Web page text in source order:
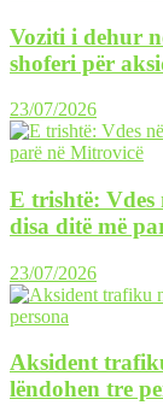
Voziti i dehur
shoferi për
23/07/2026
E trishtë:
disa ditë më
23/07/2026
Aksident
lëndohen tre